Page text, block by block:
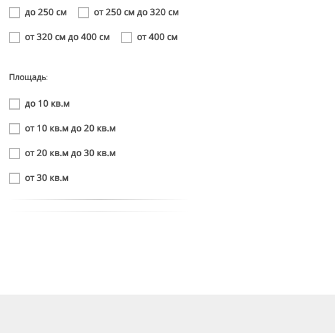
до 250 см от 250 см до 320 см
от 320 см до 400 см от 400 см
Площадь:
до 10 кв.м
от 10 кв.м до 20 кв.м
от 20 кв.м до 30 кв.м
от 30 кв.м